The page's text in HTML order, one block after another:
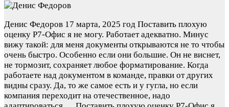
Денис Федоров 17 марта, 2025 год Поставить плохую
оценку Р7-Офис я не могу. Работает адекватно. Минус
вижу такой: для меня документы открываются не то чтобы
очень быстро. Особенно если они большие. Он не виснет,
не тормозит, сохраняет любое форматирование. Когда
работаете над документом в команде, правки от других
видны сразу. Да, то же самое есть и у гугла, но если
компания переходит на отечественное, надо